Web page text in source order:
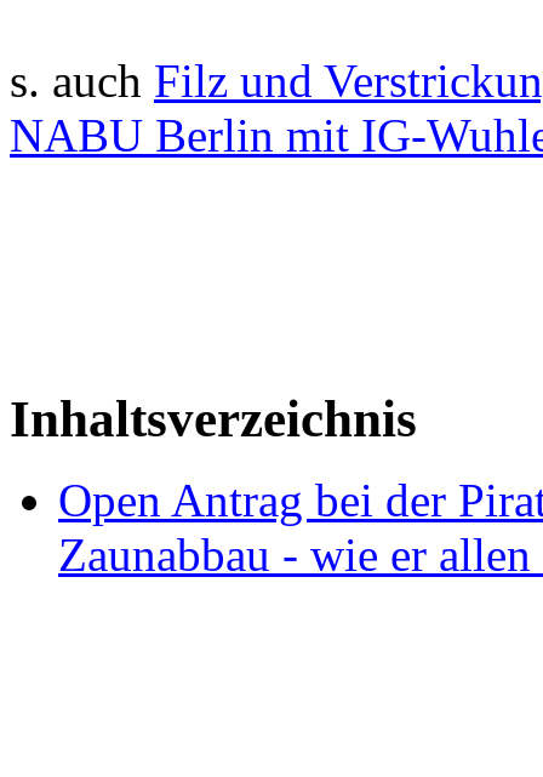
s. auch Filz und
NABU Berlin mit IG-
Inhaltsverzeichnis
Open Antrag bei der
Zaunabbau - wie er